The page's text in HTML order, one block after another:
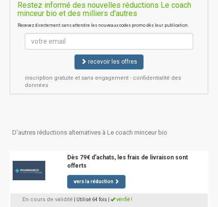
Restez informé des nouvelles réductions Le coach
minceur bio et des milliers d'autres
Recevez directement sans attendre les nouveaux codes promo dès leur publication.
recevoir les offres
inscription gratuite et sans engagement - confidentialité des
données
D'autres réductions alternatives à Le coach minceur bio
Dès 79€ d'achats, les frais de livraison sont
offerts
vers la réduction
En cours de validité | Utilisé 64 fois vérifié !